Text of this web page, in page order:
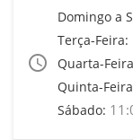
access_time
Domingo a
Terça-Feira:
Quarta-
Quinta-
Sábado: